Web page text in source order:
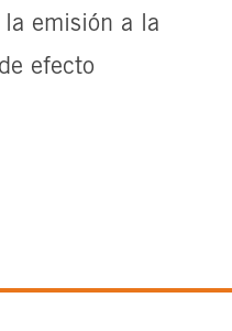
la emisión a la
efecto